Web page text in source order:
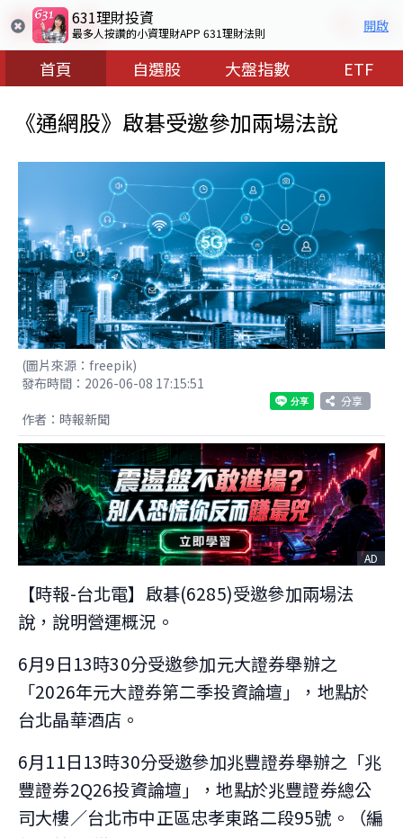
631理財投資
最多人按讚的小資理財APP 631理財法則 開啟
首頁 自選股 大盤指數 ETF
《通網股》啟碁受邀參加兩場法說
(圖片來源：freepik)
發布時間：2026-06-08 17:15:51
分享
作者：時報新聞
AD
【時報-台北電】啟碁(6285)受邀參加兩場法
說，說明營運概況。
6月9日13時30分受邀參加元大證券舉辦之
「2026年元大證券第二季投資論壇」，地點於
台北晶華酒店。
6月11日13時30分受邀參加兆豐證券舉辦之「兆
豐證券2Q26投資論壇」，地點於兆豐證券總公
司大樓／台北市中正區忠孝東路二段95號。（編